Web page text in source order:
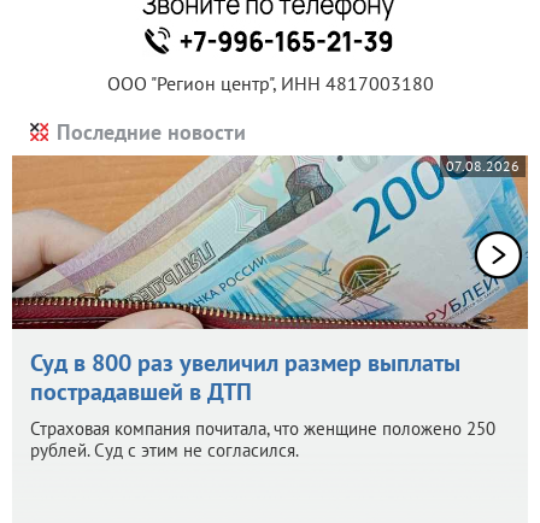
ООО "Регион центр", ИНН 4817003180
Последние новости
07.08.2026
Суд в 800 раз увеличил размер выплаты
пострадавшей в ДТП
Страховая компания почитала, что женщине положено 250
рублей. Суд с этим не согласился.